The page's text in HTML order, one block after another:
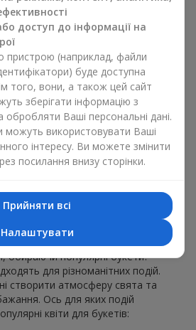
і статі, а їх склад можна
який захід.
Півонії, тюльпани,
букети, що залишаються
покупців. Вони не тільки мають
популярні букети відображають
та природної краси.
часто змінюються залежно від
популярні букети завжди
тих що мають найбільший попит.
у своєму виборі,
часом популярних квітів.
в м. Садки
букети
популярні букети?
для різноманітних подій.
створити атмосферу свята та
Ось для яких подій
квіти для букетів:
доступ до інформації на
пристрою (наприклад, файли
буде доступна
того, вони, а також цей сайт
зберігати інформацію з
Ваші персональні дані.
можуть використовувати Ваші
інтересу. Ви можете змінити
посилання внизу сторінки.
Прийняти всі
Налаштувати